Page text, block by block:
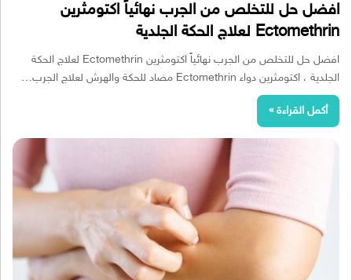
افضل حل للتخلص من الجرب نهائياً اكتومثرين
Ectomethrin لعلاج الحكة الجلدية
افضل حل للتخلص من الجرب نهائياً اكتومثرين Ectomethrin لعلاج الحكة
الجلدية ، اكتومثرين دواء Ectomethrin مضاد للحكة والهرش لعلاج الجرب…
أكمل القراءة »